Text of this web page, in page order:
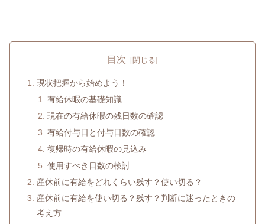
目次
現状把握から始めよう！
有給休暇の基礎知識
現在の有給休暇の残日数の確認
有給付与日と付与日数の確認
復帰時の有給休暇の見込み
使用すべき日数の検討
産休前に有給をどれくらい残す？使い切る？
産休前に有給を使い切る？残す？判断に迷ったときの
考え方